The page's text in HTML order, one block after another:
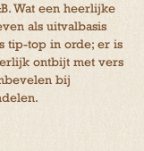
Omgeving
Activiteiten
Gastenboek
Wat een heerlijke
als uitvalbasis
tip-top in orde; er is
ontbijt met vers
bij